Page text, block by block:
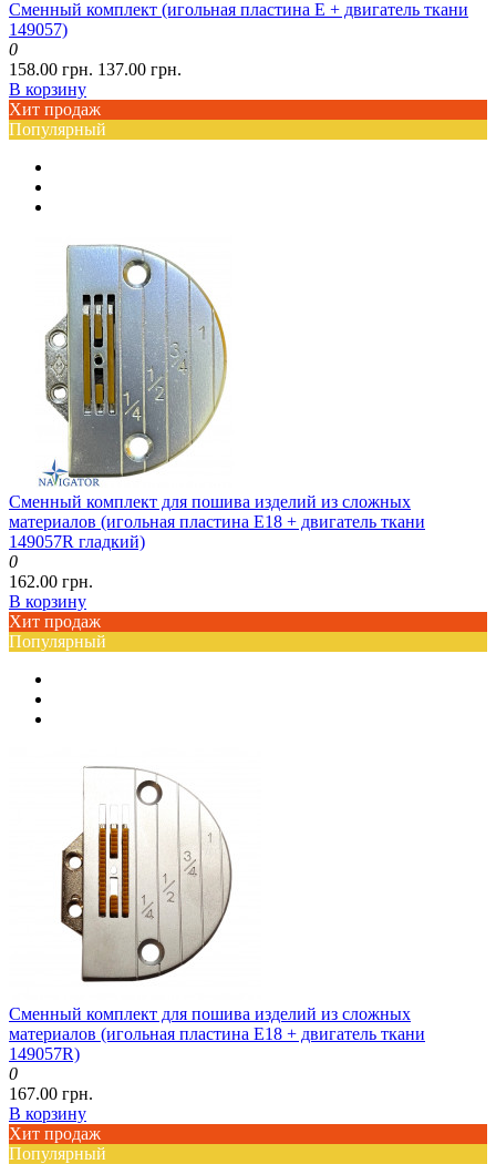
Сменный комплект (игольная пластина E + двигатель ткани
149057)
0
158.00 грн. 137.00 грн.
В корзину
Хит продаж
Популярный
Сменный комплект для пошива изделий из сложных
материалов (игольная пластина E18 + двигатель ткани
149057R гладкий)
0
162.00 грн.
В корзину
Хит продаж
Популярный
Сменный комплект для пошива изделий из сложных
материалов (игольная пластина E18 + двигатель ткани
149057R)
0
167.00 грн.
В корзину
Хит продаж
Популярный